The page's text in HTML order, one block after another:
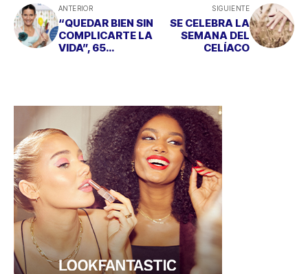
ANTERIOR
“QUEDAR BIEN SIN
COMPLICARTE LA
VIDA”, 65
NÁGERA
SIGUIENTE
SE CELEBRA LA
SEMANA DEL
CELÍACO